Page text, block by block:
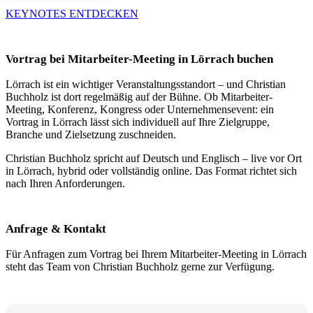
KEYNOTES ENTDECKEN
Vortrag bei Mitarbeiter-Meeting in Lörrach buchen
Lörrach ist ein wichtiger Veranstaltungsstandort – und Christian
Buchholz ist dort regelmäßig auf der Bühne. Ob Mitarbeiter-
Meeting, Konferenz, Kongress oder Unternehmensevent: ein
Vortrag in Lörrach lässt sich individuell auf Ihre Zielgruppe,
Branche und Zielsetzung zuschneiden.
Christian Buchholz spricht auf Deutsch und Englisch – live vor Ort
in Lörrach, hybrid oder vollständig online. Das Format richtet sich
nach Ihren Anforderungen.
Anfrage & Kontakt
Für Anfragen zum Vortrag bei Ihrem Mitarbeiter-Meeting in Lörrach
steht das Team von Christian Buchholz gerne zur Verfügung.